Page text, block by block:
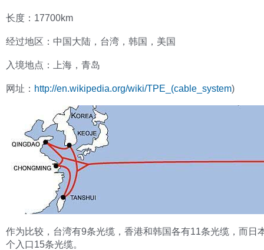
长度：17700km
经过地区：中国大陆，台湾，韩国，美国
入境地点：上海，青岛
网址： http://en.wikipedia.org/wiki/TPE_(cable_system)
作为比较，台湾有9条光缆，香港和韩国各有11条光缆，而日
个入口15条光缆。